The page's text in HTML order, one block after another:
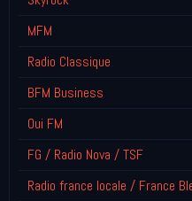
MFM
Radio Classique
BFM Business
Oui FM
FG / Radio Nova / TSF
Radio france locale / France